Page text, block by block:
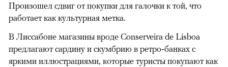
Произошел сдвиг от покупки для галочки к той, что
работает как культурная метка.
В Лиссабоне магазины вроде Conserveira de Lisboa
предлагают сардину и скумбрию в ретро‑банках с
яркими иллюстрациями, которые туристы покупают как